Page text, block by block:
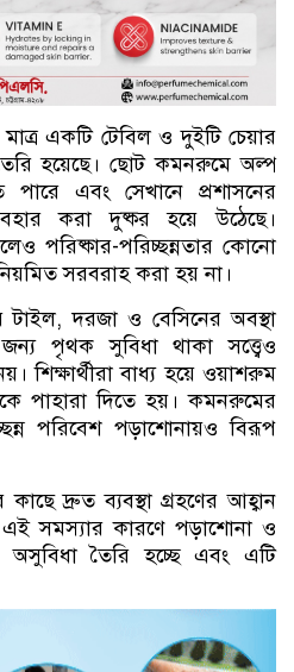
মাত্র একটি টেবিল ও দুইটি চেয়ার
হয়েছে। ছোট কমনরুমে অল্প
পারে এবং সেখানে প্রশাসনের
করা দুষ্কর হয়ে উঠেছে।
পরিষ্কার-পরিচ্ছন্নতার কোনো
সরবরাহ করা হয় না।
টাইল, দরজা ও বেসিনের অবস্থা
পৃথক সুবিধা থাকা সত্ত্বেও
শিক্ষার্থীরা বাধ্য হয়ে ওয়াশরুম
পাহারা দিতে হয়। কমনরুমের
পরিবেশ পড়াশোনায়ও বিরূপ
কাছে দ্রুত ব্যবস্থা গ্রহণের আহ্বান
এই সমস্যার কারণে পড়াশোনা ও
অসুবিধা তৈরি হচ্ছে এবং এটি